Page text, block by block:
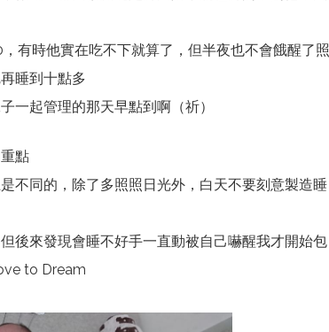
有時他實在吃不下就算了，但半夜也不會餓醒了照
睡到十點多
一起管理的那天早點到啊（祈）
點
不同的，除了多照照日光外，白天不要刻意製造睡
後來發現會睡不好手一直動被自己嚇醒我才開始包
to Dream